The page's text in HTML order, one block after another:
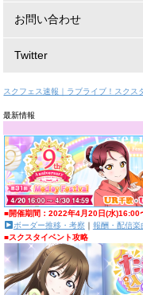
お問い合わせ
Twitter
スクフェス速報｜ラブライブ！スクス
最新情報
■開催期間：2022年4月20日(水)16:00
ボーダー推移・考察｜ 報酬・配信楽
■スクスタイベント攻略